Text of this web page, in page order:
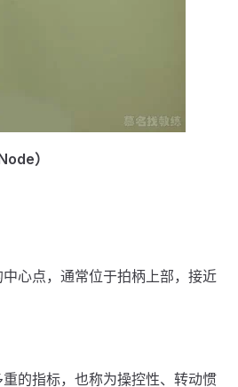
）
心点，通常位于拍柄上部，接近
的指标，也称为操控性、转动惯